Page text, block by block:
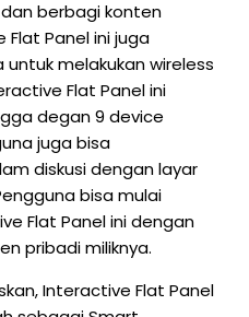
berbagi konten
Panel ini juga
melakukan wireless
Flat Panel ini
degan 9 device
juga bisa
diskusi dengan layar
bisa mulai
Flat Panel ini dengan
pribadi miliknya.
Interactive Flat Panel